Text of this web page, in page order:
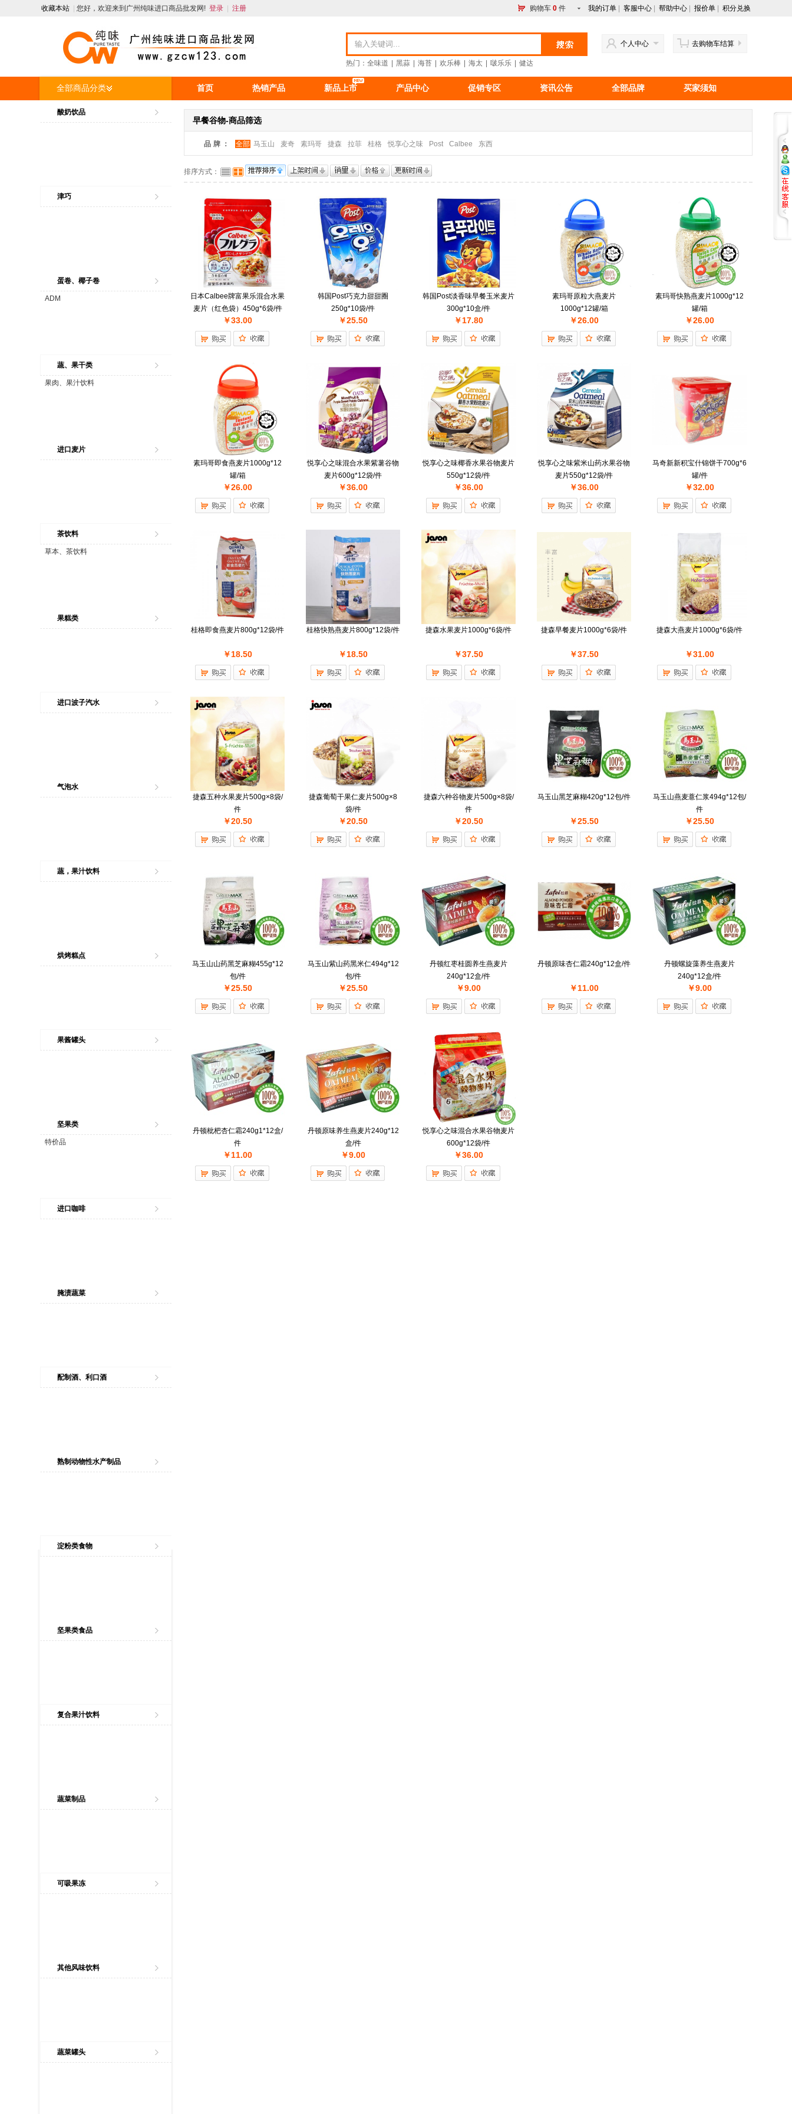
收藏本站 您好，欢迎来到广州纯味进口商品批发网! 登录 注册 我的订单 客服中心 帮助中心 报价单 积分兑换
购物车 0 件
热门： 全味道 黑蒜 海苔 欢乐棒 海太 啵乐乐 健达
个人中心 去购物车结算
全部商品分类
酸奶饮品
津巧
蛋卷、椰子卷
ADM
蔬、果干类
果肉、果汁饮料
进口麦片
茶饮料
草本、茶饮料
果糕类
进口波子汽水
气泡水
蔬，果汁饮料
烘烤糕点
果酱罐头
坚果类
特价品
进口咖啡
腌渍蔬菜
配制酒、利口酒
熟制动物性水产制品
淀粉类食物
坚果类食品
复合果汁饮料
蔬菜制品
可吸果冻
其他风味饮料
蔬菜罐头
首页 热销产品 新品上市 产品中心 促销专区 资讯公告 全部品牌 买家须知
人才招聘 资讯 食品资讯 公司新闻 重要公告 行情资讯 新手上路 马来西亚产品
早餐谷物-商品筛选
品牌： 全部 马玉山 麦奇 素玛哥 捷森 拉菲 桂格 悦享心之味 Post Calbee 东西
排序方式：
日本Calbee牌富果乐混合水果
麦片（红色袋）450g*6袋/件
￥33.00
韩国Post巧克力甜甜圈
250g*10袋/件
￥25.50
韩国Post淡香味早餐玉米麦片
300g*10盒/件
￥17.80
素玛哥原粒大燕麦片
1000g*12罐/箱
￥26.00
素玛哥快熟燕麦片1000g*12
罐/箱
￥26.00
素玛哥即食燕麦片1000g*12
罐/箱
￥26.00
悦享心之味混合水果紫薯谷物
麦片600g*12袋/件
￥36.00
悦享心之味椰香水果谷物麦片
550g*12袋/件
￥36.00
悦享心之味紫米山药水果谷物
麦片550g*12袋/件
￥36.00
马奇新新积宝什锦饼干700g*6
罐/件
￥32.00
桂格即食燕麦片800g*12袋/件
￥18.50
桂格快熟燕麦片800g*12袋/件
￥18.50
捷森水果麦片1000g*6袋/件
￥37.50
捷森早餐麦片1000g*6袋/件
￥37.50
捷森大燕麦片1000g*6袋/件
￥31.00
捷森五种水果麦片500g×8袋/
件
￥20.50
捷森葡萄干果仁麦片500g×8
袋/件
￥20.50
捷森六种谷物麦片500g×8袋/
件
￥20.50
马玉山黑芝麻糊420g*12包/件
￥25.50
马玉山燕麦薏仁浆494g*12包/
件
￥25.50
马玉山山药黑芝麻糊455g*12
包/件
￥25.50
马玉山紫山药黑米仁494g*12
包/件
￥25.50
丹顿红枣桂圆养生燕麦片
240g*12盒/件
￥9.00
丹顿原味杏仁霜240g*12盒/件
￥11.00
丹顿螺旋藻养生燕麦片
240g*12盒/件
￥9.00
丹顿枇杷杏仁霜240g1*12盒/
件
￥11.00
丹顿原味养生燕麦片240g*12
盒/件
￥9.00
悦享心之味混合水果谷物麦片
600g*12袋/件
￥36.00